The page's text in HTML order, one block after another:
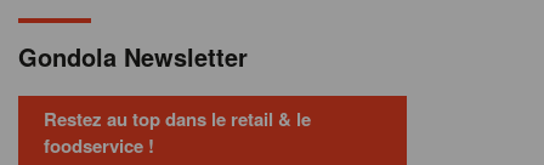
Gondola Newsletter
Restez au top dans le retail & le
foodservice !